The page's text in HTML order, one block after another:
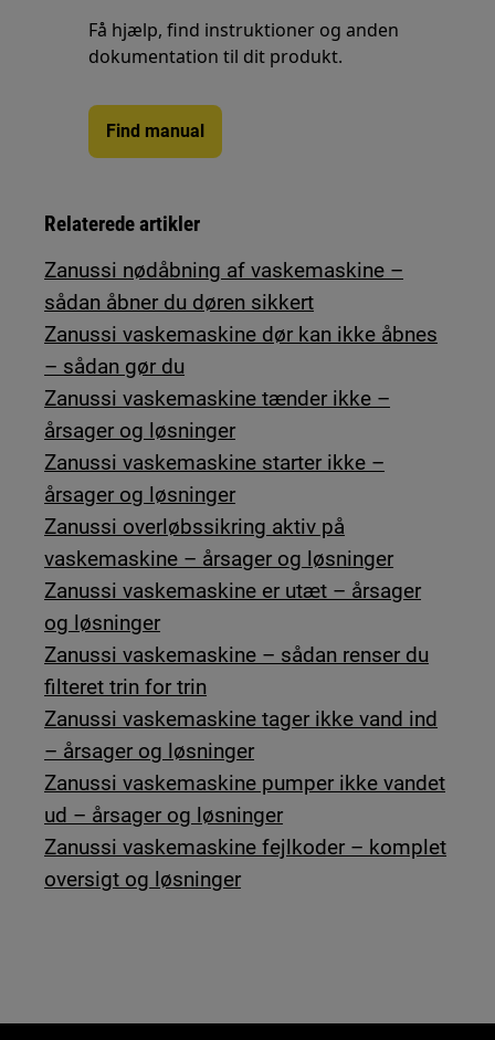
Få hjælp, find instruktioner og anden
dokumentation til dit produkt.
Find manual
Relaterede artikler
Zanussi nødåbning af vaskemaskine –
sådan åbner du døren sikkert
Zanussi vaskemaskine dør kan ikke åbnes
– sådan gør du
Zanussi vaskemaskine tænder ikke –
årsager og løsninger
Zanussi vaskemaskine starter ikke –
årsager og løsninger
Zanussi overløbssikring aktiv på
vaskemaskine – årsager og løsninger
Zanussi vaskemaskine er utæt – årsager
og løsninger
Zanussi vaskemaskine – sådan renser du
filteret trin for trin
Zanussi vaskemaskine tager ikke vand ind
– årsager og løsninger
Zanussi vaskemaskine pumper ikke vandet
ud – årsager og løsninger
Zanussi vaskemaskine fejlkoder – komplet
oversigt og løsninger